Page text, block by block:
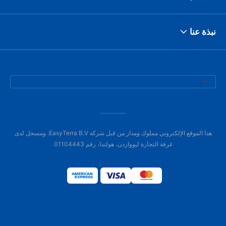
نبذة عنا
هذا الموقع الإلكتروني مملوك ومدار من قبل شركة EasyTerra B.V. ومسجل لدى
غرفة التجارة ليوواردن، هولندا، رقم 01104443